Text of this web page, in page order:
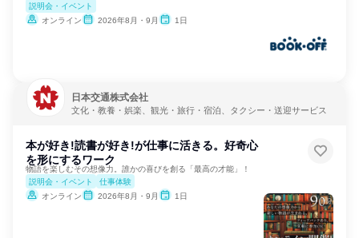
説明会・イベント
オンライン
2026年8月・9月 1日
日本交通株式会社
文化・教養・娯楽、観光・旅行・宿泊、タクシー・送迎サービス
本が好き!読書が好き!が仕事に活きる。好奇心
を形にするワーク
物語を楽しむその想像力。誰かの喜びを創る「最高の才能」！
説明会・イベント
仕事体験
オンライン
2026年8月・9月 1日